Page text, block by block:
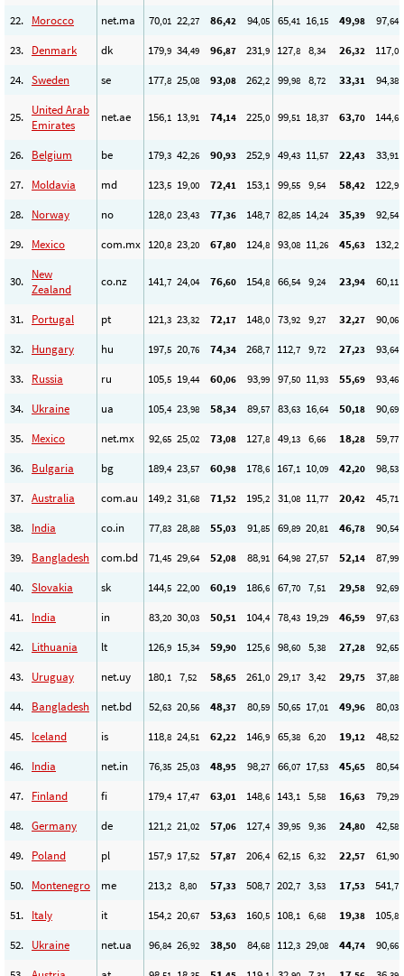
22. Morocco net.ma 70,01 22,27 86,42 94,05 65,41 16,15 49,98 97,64
23. Denmark dk 179,9 34,49 96,87 231,9 127,8 8,34 26,32 117,0
24. Sweden se 177,8 25,08 93,08 262,2 99,98 8,72 33,31 94,38
25. United Arab
Emirates
net.ae 156,1 13,91 74,14 225,0 99,51 18,37 63,70 144,6
26. Belgium be 179,3 42,26 90,93 252,9 49,43 11,57 22,43 33,91
27. Moldavia md 123,5 19,00 72,41 153,1 99,55 9,54 58,42 122,9
28. Norway no 128,0 23,43 77,36 148,7 82,85 14,24 35,39 92,54
29. Mexico com.mx 120,8 23,20 67,80 124,8 93,08 11,26 45,63 132,2
30. New
Zealand
co.nz 141,7 24,04 76,60 154,8 66,54 9,24 23,94 60,11
31. Portugal pt 121,3 23,32 72,17 148,0 73,92 9,27 32,27 90,06
32. Hungary hu 197,5 20,76 74,34 268,7 112,7 9,72 27,23 93,64
33. Russia ru 105,5 19,44 60,06 93,99 97,50 11,93 55,69 93,46
34. Ukraine ua 105,4 23,98 58,34 89,57 83,63 16,64 50,18 90,69
35. Mexico net.mx 92,65 25,02 73,08 127,8 49,13 6,66 18,28 59,77
36. Bulgaria bg 189,4 23,57 60,98 178,6 167,1 10,09 42,20 98,53
37. Australia com.au 149,2 31,68 71,52 195,2 31,08 11,77 20,42 45,71
38. India co.in 77,83 28,88 55,03 91,85 69,89 20,81 46,78 90,54
39. Bangladesh com.bd 71,45 29,64 52,08 88,91 64,98 27,57 52,14 87,99
40. Slovakia sk 144,5 22,00 60,19 186,6 67,70 7,51 29,58 92,69
41. India in 83,20 30,03 50,51 104,4 78,43 19,29 46,59 97,63
42. Lithuania lt 126,9 15,34 59,90 125,6 98,60 5,38 27,28 92,65
43. Uruguay net.uy 180,1 7,52 58,65 261,0 29,17 3,42 29,75 37,88
44. Bangladesh net.bd 52,63 20,56 48,37 80,59 50,65 17,01 49,96 80,03
45. Iceland is 118,8 24,51 62,22 146,9 65,38 6,20 19,12 48,52
46. India net.in 76,35 25,03 48,95 98,27 66,07 17,53 45,65 80,54
47. Finland fi 179,4 17,47 63,01 148,6 143,1 5,58 16,63 79,29
48. Germany de 121,2 21,02 57,06 127,4 39,95 9,36 24,80 42,58
49. Poland pl 157,9 17,52 57,87 206,4 62,15 6,32 22,57 61,90
50. Montenegro me 213,2 8,80 57,33 508,7 202,7 3,53 17,53 541,7
51. Italy it 154,2 20,67 53,63 160,5 108,1 6,68 19,38 105,8
52. Ukraine net.ua 96,84 26,92 38,50 84,68 112,3 29,08 44,74 90,66